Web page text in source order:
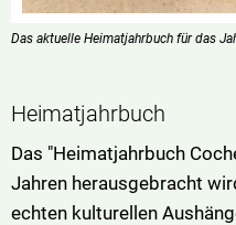
Das aktuelle Heimatjahrbuch für das
Heimatjahrbuch
Das "Heimatjahrbuch
Jahren herausgebracht
echten kulturellen